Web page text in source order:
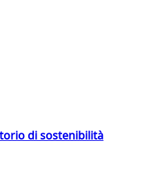
di sostenibilità